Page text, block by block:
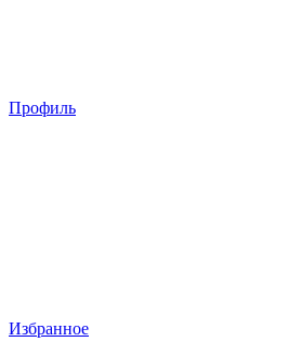
Профиль
Избранное